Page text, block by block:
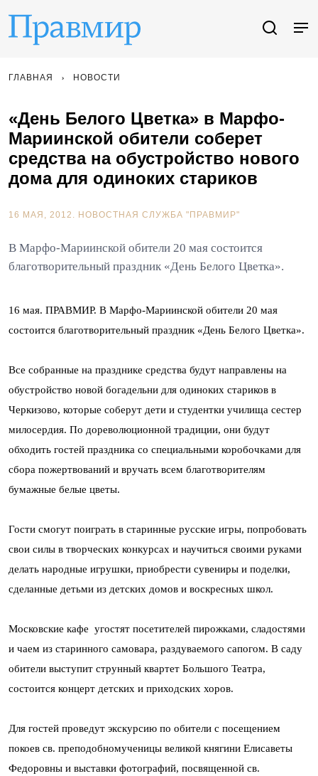
ГЛАВНАЯ НОВОСТИ
«День Белого Цветка» в Марфо-
Мариинской обители соберет
средства на обустройство нового
дома для одиноких стариков
16 МАЯ, 2012. НОВОСТНАЯ СЛУЖБА "ПРАВМИР"
В Марфо-Мариинской обители 20 мая состоится
благотворительный праздник «День Белого Цветка».
16 мая. ПРАВМИР. В Марфо-Мариинской обители 20 мая
состоится благотворительный праздник «День Белого Цветка».
Все собранные на празднике средства будут направлены на
обустройство новой богадельни для одиноких стариков в
Черкизово, которые соберут дети и студентки училища сестер
милосердия. По дореволюционной традиции, они будут
обходить гостей праздника со специальными коробочками для
сбора пожертвований и вручать всем благотворителям
бумажные белые цветы.
Гости смогут поиграть в старинные русские игры, попробовать
свои силы в творческих конкурсах и научиться своими руками
делать народные игрушки, приобрести сувениры и поделки,
сделанные детьми из детских домов и воскресных школ.
Московские кафе угостят посетителей пирожками, сладостями
и чаем из старинного самовара, раздуваемого сапогом. В саду
обители выступит струнный квартет Большого Театра,
состоится концерт детских и приходских хоров.
Для гостей проведут экскурсию по обители с посещением
покоев св. преподобномученицы великой княгини Елисаветы
Федоровны и выставки фотографий, посвященной св.